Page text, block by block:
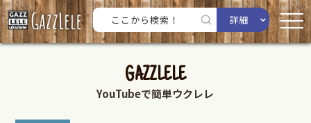
詳細
GAZZLELE
YouTubeで簡単ウクレレ